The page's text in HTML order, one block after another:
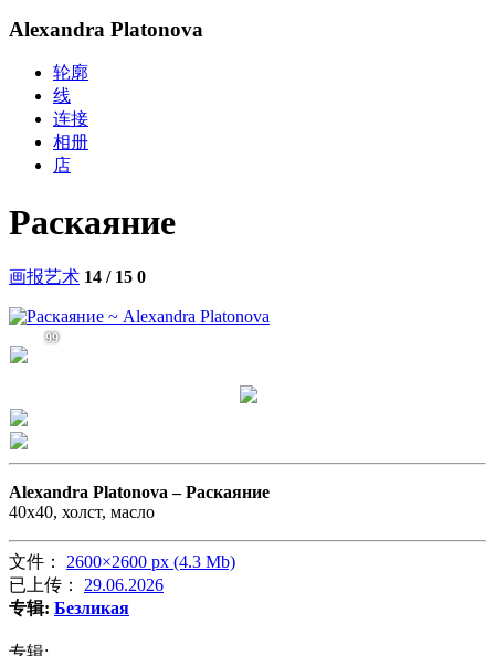
Alexandra Platonova
轮廓
线
连接
相册
店
Раскаяние
画报艺术 14 / 15 0
99
Alexandra Platonova –Раскаяние
40х40, холст, масло
文件： 2600×2600 px (4.3 Mb)
已上传： 29.06.2026
专辑: Безликая